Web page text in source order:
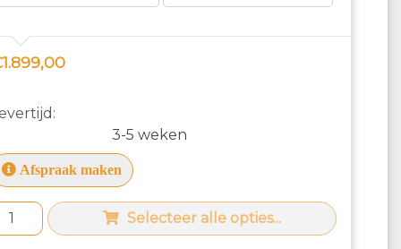
3-5 weken
Afspraak maken
Selecteer alle opties...